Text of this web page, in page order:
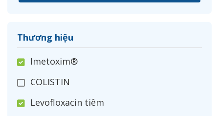
Thương hiệu
Imetoxim®
COLISTIN
Levofloxacin tiêm